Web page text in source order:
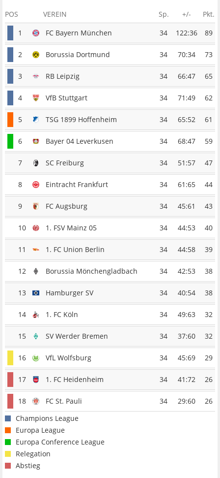
POS VEREIN Sp. +/-
Pkt.
1
FC Bayern München 34 122:36 89
2 Borussia Dortmund 34 70:34 73
3 RB Leipzig 34 66:47 65
4 VfB Stuttgart 34 71:49 62
5 TSG 1899 Hoffenheim 34 65:52 61
6 Bayer 04 Leverkusen 34 68:47 59
7 SC Freiburg 34 51:57 47
8 Eintracht Frankfurt 34 61:65 44
9 FC Augsburg 34 45:61 43
10 1. FSV Mainz 05 34 44:53 40
11 1. FC Union Berlin 34 44:58 39
12 Borussia Mönchengladbach 34 42:53 38
13 Hamburger SV 34 40:54 38
14 1. FC Köln 34 49:63 32
15 SV Werder Bremen 34 37:60 32
16 VfL Wolfsburg 34 45:69 29
17 1. FC Heidenheim 34 41:72 26
18 FC St. Pauli 34 29:60
26
Champions League
Europa League
Europa Conference League
Relegation
Abstieg